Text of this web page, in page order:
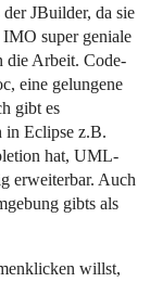
JBuilder, da sie
super geniale
die Arbeit. Code-
eine gelungene
gibt es
in Eclipse z.B.
hat, UML-
erweiterbar. Auch
gibts als
willst,